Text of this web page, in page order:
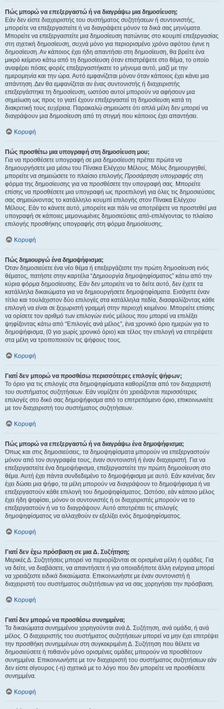
Πώς μπορώ να επεξεργαστώ ή να διαγράψω μια δημοσίευση;
Εάν δεν είστε διαχειριστής του συστήματος συζητήσεων ή συντονιστής,
μπορείτε να επεξεργαστείτε ή να διαγράψετε μόνον τα δικά σας μηνύματα.
Μπορείτε να επεξεργαστείτε μια δημοσίευση πατώντας στο κουμπί επεξεργασίας
στη σχετική δημοσίευση, συχνά μόνο για περιορισμένο χρόνο αφότου έγινε η
δημοσίευση. Αν κάποιος έχει ήδη απαντήσει στη δημοσίευση, θα βρείτε ένα
μικρό κείμενο κάτω από τη δημοσίευση όταν επιστρέψετε στο θέμα, το οποίο
αναφέρει πόσες φορές επεξεργαστήκατε το μήνυμα αυτό, μαζί με την
ημερομηνία και την ώρα. Αυτό εμφανίζεται μόνον όταν κάποιος έχει κάνει μια
απάντηση. Δεν θα εμφανίζεται αν ένας συντονιστής ή διαχειριστής
επεξεργάστηκε τη δημοσίευση, ωστόσο αυτοί μπορούν να αφήσουν μια
σημείωση ως προς το γιατί έχουν επεξεργαστεί τη δημοσίευση κατά τη
διακριτική τους ευχέρεια. Παρακαλώ σημειώστε ότι απλά μέλη δεν μπορεί να
διαγράψουν μια δημοσίευση από τη στιγμή που κάποιος έχει απαντήσει.
Κορυφή
Πώς προσθέτω μια υπογραφή στη δημοσίευση μου;
Για να προσθέσετε υπογραφή σε μια δημοσίευση πρέπει πρώτα να
δημιουργήσετε μια μέσω του Πίνακα Ελέγχου Μέλους. Μόλις δημιουργηθεί,
μπορείτε να σημειώσετε το πλαίσιο επιλογής Προσάρτηση υπογραφής στη
φόρμα της δημοσίευσης για να προσθέσετε την υπογραφή σας. Μπορείτε
επίσης να προσθέσετε μια υπογραφή ως προεπιλογή για όλες τις δημοσιεύσεις
σας σημειώνοντας το κατάλληλο κουμπί επιλογής στον Πίνακα Ελέγχου
Μέλους. Εάν το κάνετε αυτό, μπορείτε και πάλι να αποτρέψετε να προστεθεί μια
υπογραφή σε κάποιες μεμονωμένες δημοσιεύσεις από-επιλέγοντας το πλαίσιο
επιλογής προσθήκης υπογραφής στη φόρμα δημοσίευσης.
Κορυφή
Πώς δημιουργώ ένα δημοψήφισμα;
Όταν δημοσιεύετε ένα νέο θέμα ή επεξεργάζεστε την πρώτη δημοσίευση ενός
θέματος, πατήστε στην καρτέλα “Δημιουργία δημοψηφίσματος” κάτω από την
κύρια φόρμα δημοσίευσης. Εάν δεν μπορείτε να το δείτε αυτό, δεν έχετε τα
κατάλληλα δικαιώματα για να δημιουργήσετε δημοψηφίσματα. Εισάγετε έναν
τίτλο και τουλάχιστον δύο επιλογές στα κατάλληλα πεδία, διασφαλίζοντας κάθε
επιλογή να είναι σε ξεχωριστή γραμμή στην περιοχή κειμένου. Μπορείτε επίσης
να ορίσετε τον αριθμό των επιλογών ενός μέλους που μπορεί να επιλέξει
ψηφίζοντας κάτω από “Επιλογές ανά μέλος”, ένα χρονικό όριο ημερών για το
δημοψήφισμα, (0 για χωρίς χρονικό όριο) και τέλος την επιλογή να επιτρέψετε
στα μέλη να τροποποιούν τις ψήφους τους.
Κορυφή
Γιατί δεν μπορώ να προσθέσω περισσότερες επιλογές ψήφων;
Το όριο για τις επιλογές στα δημοψηφίσματα καθορίζεται από τον διαχειριστή
του συστήματος συζητήσεων. Εάν νομίζετε ότι χρειάζονται περισσότερες
επιλογές στο δικό σας δημοψήφισμα από το επιτρεπόμενο όριο, επικοινωνείτε
με τον διαχειριστή του συστήματος συζητήσεων.
Κορυφή
Πώς μπορώ να επεξεργαστώ ή να διαγράψω ένα δημοψήφισμα;
Όπως και στις δημοσιεύσεις, τα δημοψηφίσματα μπορούν να επεξεργαστούν
μόνον από τον συγγραφέα τους, έναν συντονιστή ή έναν διαχειριστή. Για να
επεξεργαστείτε ένα δημοψήφισμα, επεξεργαστείτε την πρώτη δημοσίευση στο
θέμα. Αυτή έχει πάντα συνδεδεμένο το δημοψήφισμα με αυτό. Εάν κανένας δεν
έχει δώσει μια ψήφο, τα μέλη μπορούν να διαγράψουν το δημοψήφισμα ή να
επεξεργαστούν κάθε επιλογή του δημοψηφίσματος. Ωστόσο, εάν κάποιο μέλος
έχει ήδη ψηφίσει, μόνον οι συντονιστές ή οι διαχειριστές μπορούν να το
επεξεργαστούν ή να το διαγράψουν. Αυτό αποτρέπει τις επιλογές
δημοψηφίσματος να αλλαχθούν εν εξελίξει ενός δημοψηφίσματος.
Κορυφή
Γιατί δεν έχω πρόσβαση σε μια Δ. Συζήτηση;
Μερικές Δ. Συζητήσεις μπορεί να περιορίζονται σε ορισμένα μέλη ή ομάδες. Για
να δείτε, να διαβάσετε, να απαντήσετε ή για οποιαδήποτε άλλη ενέργεια μπορεί
να χρειάζεστε ειδικά δικαιώματα. Επικοινωνήστε με έναν συντονιστή ή
διαχειριστή του συστήματος συζητήσεων για να σας χορηγήσει την πρόσβαση.
Κορυφή
Γιατί δεν μπορώ να προσθέσω συνημμένα;
Τα δικαιώματα συνημμένου χορηγούνται ανά Δ. Συζήτηση, ανά ομάδα, ή ανά
μέλος. Ο διαχειριστής του συστήματος συζητήσεων μπορεί να μην έχει επιτρέψει
την προσθήκη συνημμένων στη συγκεκριμένη Δ. Συζήτηση που θέλετε να
δημοσιεύσετε ή πιθανόν μόνο ορισμένες ομάδες μπορούν να προσθέτουν
συνημμένα. Επικοινωνήστε με τον διαχειριστή του συστήματος συζητήσεων εάν
δεν είστε σίγουρος (-η) σχετικά με το λόγο που δεν μπορείτε να προσθέσετε
συνημμένα.
Κορυφή